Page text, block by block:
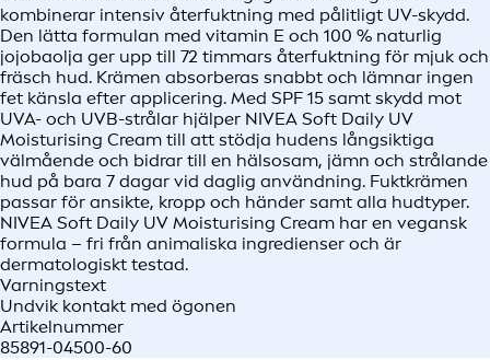
kombinerar intensiv återfuktning med pålitligt UV-skydd.
Den lätta formulan med vitamin E och 100 % naturlig
jojobaolja ger upp till 72 timmars återfuktning för mjuk och
fräsch hud. Krämen absorberas snabbt och lämnar ingen
fet känsla efter applicering. Med SPF 15 samt skydd mot
UVA- och UVB-strålar hjälper NIVEA Soft Daily UV
Moisturising Cream till att stödja hudens långsiktiga
välmående och bidrar till en hälsosam, jämn och strålande
hud på bara 7 dagar vid daglig användning. Fuktkrämen
passar för ansikte, kropp och händer samt alla hudtyper.
NIVEA Soft Daily UV Moisturising Cream har en vegansk
formula – fri från animaliska ingredienser och är
dermatologiskt testad.
Varningstext
Undvik kontakt med ögonen
Artikelnummer
85891-04500-60